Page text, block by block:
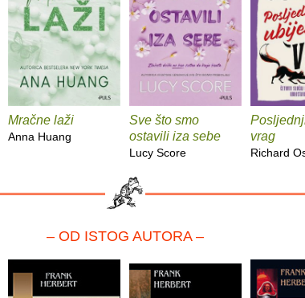
Mračne laži
Anna Huang
Sve što smo
ostavili iza sebe
Lucy Score
vrag
Richard
– OD ISTOG AUTORA –